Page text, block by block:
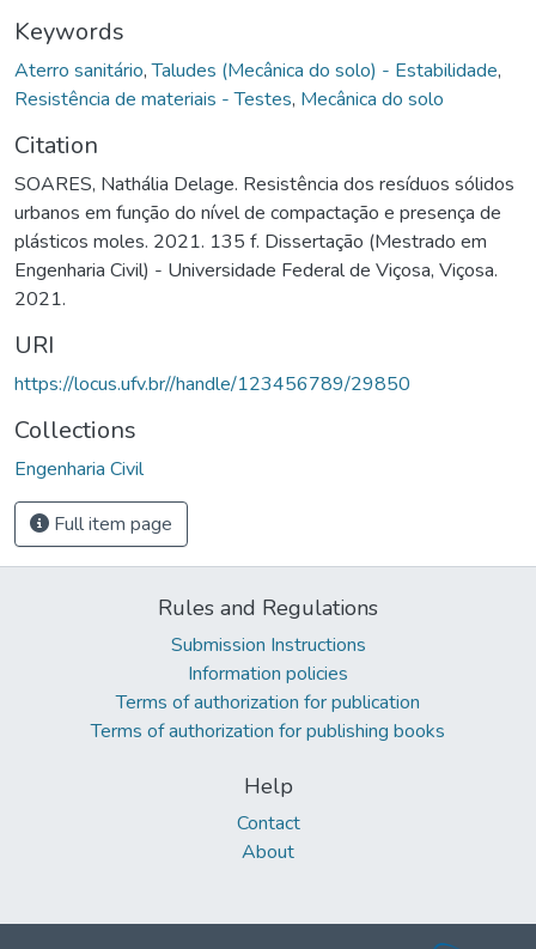
Keywords
Aterro sanitário,Taludes (Mecânica do solo) - Estabilidade,
Resistência de materiais - Testes, Mecânica do solo
Citation
SOARES, Nathália Delage. Resistência dos resíduos sólidos
urbanos em função do nível de compactação e presença de
plásticos moles. 2021. 135 f. Dissertação (Mestrado em
Engenharia Civil) - Universidade Federal de Viçosa, Viçosa.
2021.
URI
https://locus.ufv.br//handle/123456789/29850
Collections
Engenharia Civil
Full item page
Rules and Regulations
Submission Instructions
Information policies
Terms of authorization for publication
Terms of authorization for publishing books
Help
Contact
About